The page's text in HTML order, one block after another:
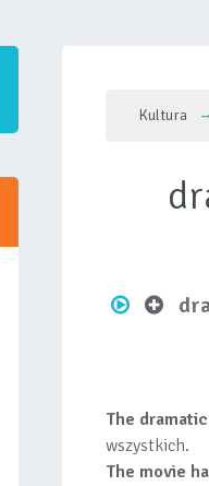
Kultura
The
wszystkich.
The movie